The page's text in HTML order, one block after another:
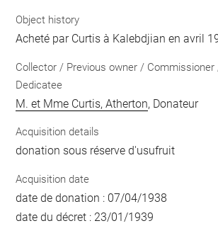
Object history
Acheté par Curtis à Kalebdjian en avril
Collector / Previous owner /
Dedicatee
M. et Mme Curtis, Atherton, Donateur
Acquisition details
donation sous réserve d'usufruit
Acquisition date
date de donation : 07/04/1938
date du décret : 23/01/1939